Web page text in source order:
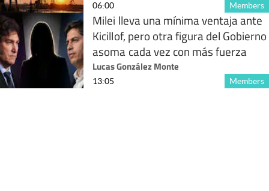
Members
06:00
Milei lleva una mínima ventaja ante
Kicillof, pero otra figura del Gobierno
asoma cada vez con más fuerza
Lucas González Monte
Members
13:05